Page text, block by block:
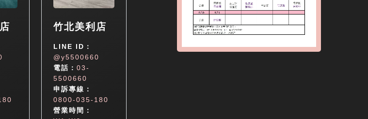
竹北美利店
LINE ID：
@y5500660
電話：03-
5500660
申訴專線：
0800-035-180
營業時間：